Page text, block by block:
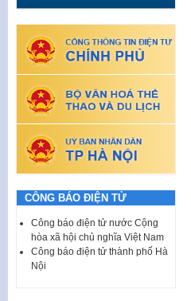
CÔNG BÁO ĐIỆN TỬ
Công báo điện tử nước Cộng
hòa xã hội chủ nghĩa Việt Nam
Công báo điện tử thành phố Hà
Nội